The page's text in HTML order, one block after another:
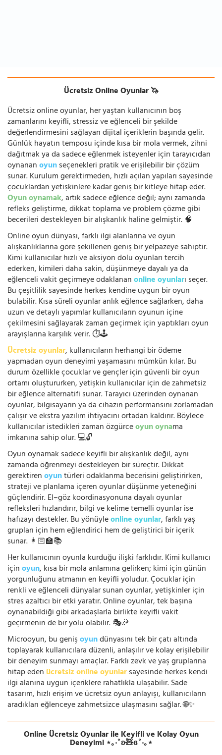
Ücretsiz Online Oyunlar 🦄
Ücretsiz online oyunlar, her yaştan kullanıcının boş
zamanlarını keyifli, stressiz ve eğlenceli bir şekilde
değerlendirmesini sağlayan dijital içeriklerin başında gelir.
Günlük hayatın temposu içinde kısa bir mola vermek, zihni
dağıtmak ya da sadece eğlenmek isteyenler için tarayıcıdan
oynananoyunseçenekleri pratik ve erişilebilir bir çözüm
sunar. Kurulum gerektirmeden, hızlı açılan yapıları sayesinde
çocuklardan yetişkinlere kadar geniş bir kitleye hitap eder.
Oyun oynamak, artık sadece eğlence değil; aynı zamanda
refleks geliştirme, dikkat toplama ve problem çözme gibi
becerileri destekleyen bir alışkanlık haline gelmiştir. 🧠
Online oyun dünyası, farklı ilgi alanlarına ve oyun
alışkanlıklarına göre şekillenen geniş bir yelpazeye sahiptir.
Kimi kullanıcılar hızlı ve aksiyon dolu oyunları tercih
ederken, kimileri daha sakin, düşünmeye dayalı ya da
eğlenceli vakit geçirmeye odaklananonline oyunları seçer.
Bu çeşitlilik sayesinde herkes kendine uygun bir oyun
bulabilir. Kısa süreli oyunlar anlık eğlence sağlarken, daha
uzun ve detaylı yapımlar kullanıcıların oyunun içine
çekilmesini sağlayarak zaman geçirmek için yaptıkları oyun
arayışlarına karşılık verir. ⏱️🕹️
Ücretsiz oyunlar, kullanıcıların herhangi bir ödeme
yapmadan oyun deneyimi yaşamasını mümkün kılar. Bu
durum özellikle çocuklar ve gençler için güvenli bir oyun
ortamı oluştururken, yetişkin kullanıcılar için de zahmetsiz
bir eğlence alternatifi sunar. Tarayıcı üzerinden oynanan
oyunlar, bilgisayarın ya da cihazın performansını zorlamadan
çalışır ve ekstra yazılım ihtiyacını ortadan kaldırır. Böylece
kullanıcılar istedikleri zaman özgürceoyun oynama
imkanına sahip olur. 💻🔓
Oyun oynamak sadece keyifli bir alışkanlık değil, aynı
zamanda öğrenmeyi destekleyen bir süreçtir. Dikkat
gerektirenoyuntürleri odaklanma becerisini geliştirirken,
strateji ve planlama içeren oyunlar düşünme yeteneğini
güçlendirir. El–göz koordinasyonuna dayalı oyunlar
refleksleri hızlandırır, bilgi ve kelime temelli oyunlar ise
hafızayı destekler. Bu yönüyleonline oyunlar, farklı yaş
grupları için hem eğlendirici hem de geliştirici bir içerik
sunar. 👩🏻‍🏫📚
Her kullanıcının oyunla kurduğu ilişki farklıdır. Kimi kullanıcı
içinoyun, kısa bir mola anlamına gelirken; kimi için günün
yorgunluğunu atmanın en keyifli yoludur. Çocuklar için
renkli ve eğlenceli dünyalar sunan oyunlar, yetişkinler için
stres azaltıcı bir etki yaratır. Online oyunlar, tek başına
oynanabildiği gibi arkadaşlarla birlikte keyifli vakit
geçirmenin de bir yolu olabilir. 🎭🎉
Microoyun, bu genişoyundünyasını tek bir çatı altında
toplayarak kullanıcılara düzenli, anlaşılır ve kolay erişilebilir
bir deneyim sunmayı amaçlar. Farklı zevk ve yaş gruplarına
hitap eden ücretsiz online oyunlarsayesinde herkes kendi
ilgi alanına uygun içeriklere rahatlıkla ulaşabilir. Sade
tasarım, hızlı erişim ve ücretsiz oyun anlayışı, kullanıcıların
aradıkları eğlenceye zahmetsizce ulaşmasını sağlar. 🌐✨
Online Ücretsiz Oyunlar ile Keyifli ve Kolay Oyun
Deneyimi ⋆｡‧˚ʚ🧸ɞ˚‧｡⋆